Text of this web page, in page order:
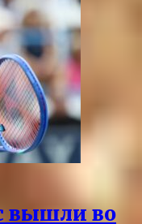
вышли во